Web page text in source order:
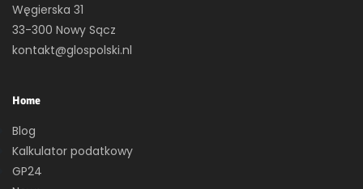
Węgierska 31
33-300 Nowy Sącz
kontakt@glospolski.nl
Home
Blog
Kalkulator podatkowy
GP24